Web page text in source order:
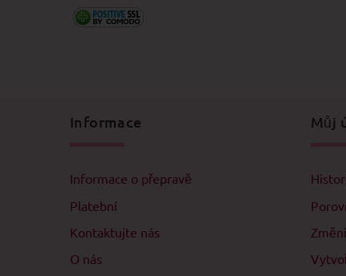
Informace
Informace o přepravě
Platební
Kontaktujte nás
O nás
Můj